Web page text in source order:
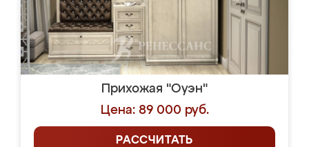
Прихожая "Оуэн"
Цена: 89 000 руб.
РАССЧИТАТЬ